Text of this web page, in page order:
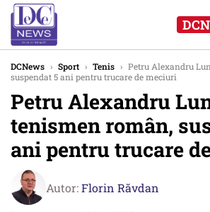
DCNews › Sport › Tenis › Petru Alexandru
suspendat 5 ani pentru trucare de meciuri
Petru Alexandru
tenismen român,
ani pentru trucare
Autor:Florin Răvdan